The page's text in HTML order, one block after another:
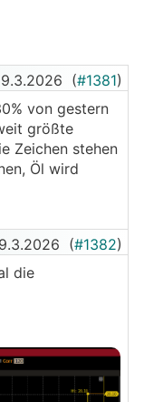
(#1381)
von gestern
größte
Zeichen stehen
Öl wird
(#1382)
die